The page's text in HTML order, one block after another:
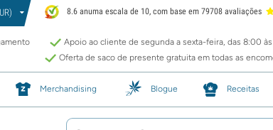
8.6 anuma escala de 10, com base em 79708 avaliações
Apoio ao cliente de segunda a sexta-feira, das 8:00
Oferta de saco de presente gratuita em todas as
Merchandising Blogue Receitas